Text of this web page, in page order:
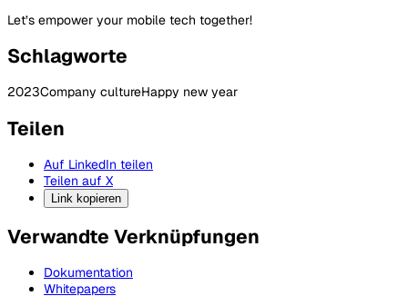
Let’s empower your mobile tech together!
Schlagworte
2023Company cultureHappy new year
Teilen
Auf LinkedIn teilen
Teilen auf X
Link kopieren
Verwandte Verknüpfungen
Dokumentation
Whitepapers